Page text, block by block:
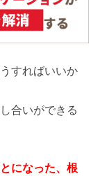
すればいいか
合いができる
になった、根